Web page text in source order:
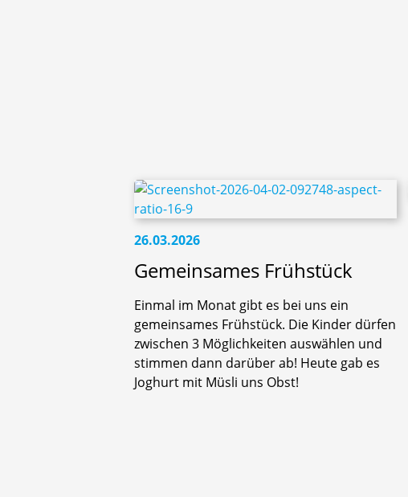
26.03.2026
Gemeinsames Frühstück
Einmal im Monat gibt es bei uns ein
gemeinsames Frühstück. Die Kinder dürfen
zwischen 3 Möglichkeiten auswählen und
stimmen dann darüber ab! Heute gab es
Joghurt mit Müsli uns Obst!